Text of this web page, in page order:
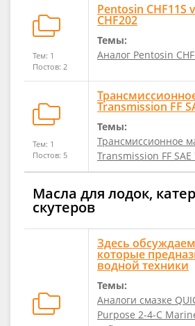
Тем: 1
Постов: 2
Pentosin CHF11S
CHF202
Темы:
Аналог Pentosin
Тем: 1
Постов: 5
Transmission FF
Темы:
Трансмиссионное
Transmission FF
Масла для лодок,
скутеров
Здесь
которые
водной техники
Темы:
Аналоги смазке
Purpose 2-4-C